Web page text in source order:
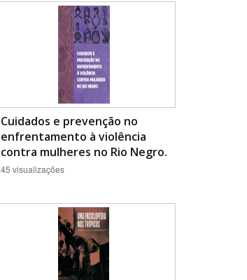
Cuidados e prevenção no
enfrentamento à violência
contra mulheres no Rio Negro.
45 visualizações